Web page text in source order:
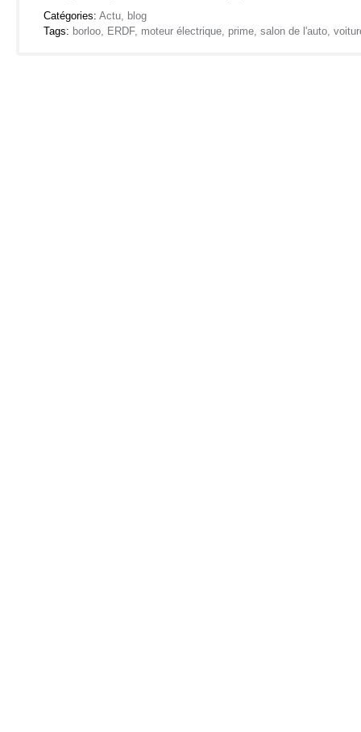
Catégories: Actu, blog
Tags: borloo, ERDF, moteur électrique, prime, salon de l'auto,